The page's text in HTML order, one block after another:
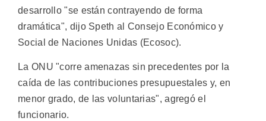
desarrollo "se están contrayendo de forma
dramática", dijo Speth al Consejo Económico y
Social de Naciones Unidas (Ecosoc).
La ONU "corre amenazas sin precedentes por la
caída de las contribuciones presupuestales y, en
menor grado, de las voluntarias", agregó el
funcionario.